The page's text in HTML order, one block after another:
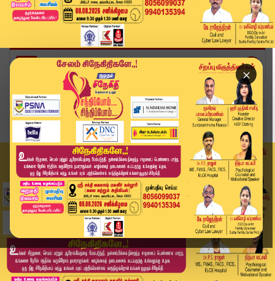
×
Home
அரசியல்
பனையூர் தவெக அலுவலகத்தில் பதற்றம்: விஜய் கார் ம...